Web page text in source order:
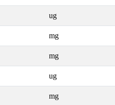
ug
mg
mg
ug
mg